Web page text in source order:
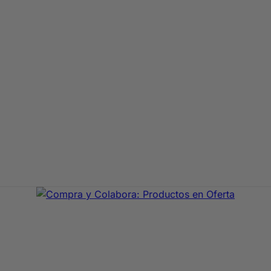
de primeras marcas. En Compra y Colabora